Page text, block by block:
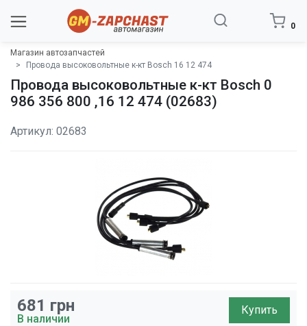
0
Магазин автозапчастей
Провода высоковольтные к-кт Bosch 16 12 474
Провода высоковольтные к-кт Bosch 0
986 356 800 ,16 12 474 (02683)
Артикул: 02683
681 грн
В наличии
Купить